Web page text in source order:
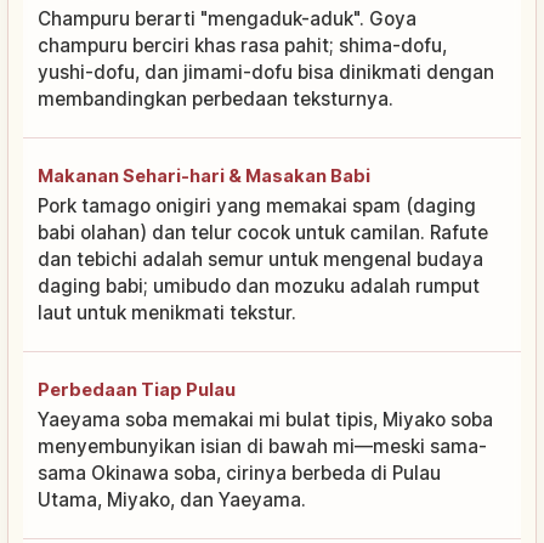
Champuru berarti "mengaduk-aduk". Goya
champuru berciri khas rasa pahit; shima-dofu,
yushi-dofu, dan jimami-dofu bisa dinikmati dengan
membandingkan perbedaan teksturnya.
Makanan Sehari-hari & Masakan Babi
Pork tamago onigiri yang memakai spam (daging
babi olahan) dan telur cocok untuk camilan. Rafute
dan tebichi adalah semur untuk mengenal budaya
daging babi; umibudo dan mozuku adalah rumput
laut untuk menikmati tekstur.
Perbedaan Tiap Pulau
Yaeyama soba memakai mi bulat tipis, Miyako soba
menyembunyikan isian di bawah mi—meski sama-
sama Okinawa soba, cirinya berbeda di Pulau
Utama, Miyako, dan Yaeyama.